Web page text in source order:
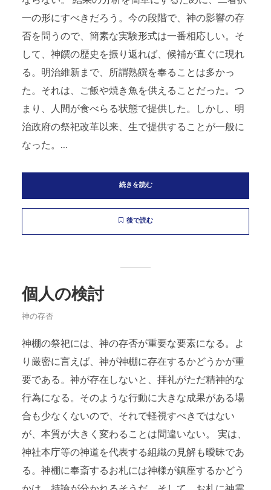
一の形にすべきだろう。今の段階で、神の影響の存
否を問うので、簡素な実験形式は一番相応しい。そ
して、神饌の歴史を振り返れば、候補が直ぐに現れ
る。明治維新まで、所謂熟饌を奉ることは多かっ
た。それは、ご飯や焼き魚を供えることだった。つ
まり、人間が食べらる状態で提供した。しかし、明
治政府の祭祀改革以来、生で提供することが一般に
なった。...
続きを読む
後で読む
個人の検討
神の存否
神棚の祭祀には、神の存否が重要な要素になる。よ
り厳密に言えば、神が神棚に存在するかどうかが重
要である。神が存在しないと、拝礼がただ精神的な
行為になる。そのような行動に大きな成果がある場
合も少なくないので、それで軽視すべきではない
が、本質が大きく変わることは間違いない。 実は、
神社本庁等の神道を代表する組織の見解も曖昧であ
る。神棚に奉斎するお札には神様が鎮座するかどう